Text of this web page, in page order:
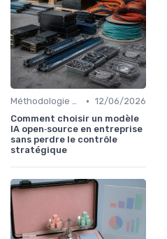
Méthodologie de déploiement IA • 12/06/2026
Comment choisir un modèle
IA open‑source en entreprise
sans perdre le contrôle
stratégique